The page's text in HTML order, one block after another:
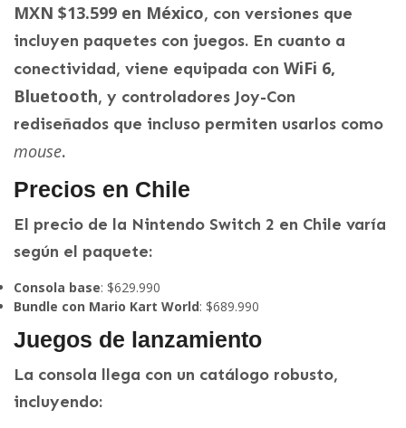
MXN $13.599 en México, con versiones que
incluyen paquetes con juegos. En cuanto a
conectividad, viene equipada con WiFi 6,
Bluetooth, y controladores Joy-Con
rediseñados que incluso permiten usarlos como
mouse.
Precios en Chile
El precio de la Nintendo Switch 2 en Chile varía
según el paquete:
Consola base: $629.990
Bundle con Mario Kart World: $689.990
Juegos de lanzamiento
La consola llega con un catálogo robusto,
incluyendo: